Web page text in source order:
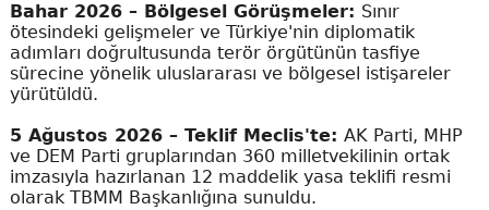
Bahar 2026 – Bölgesel Görüşmeler: Sınır
ötesindeki gelişmeler ve Türkiye'nin diplomatik
adımları doğrultusunda terör örgütünün tasfiye
sürecine yönelik uluslararası ve bölgesel istişareler
yürütüldü.
5 Ağustos 2026 – Teklif Meclis'te: AK Parti, MHP
ve DEM Parti gruplarından 360 milletvekilinin ortak
imzasıyla hazırlanan 12 maddelik yasa teklifi resmi
olarak TBMM Başkanlığına sunuldu.